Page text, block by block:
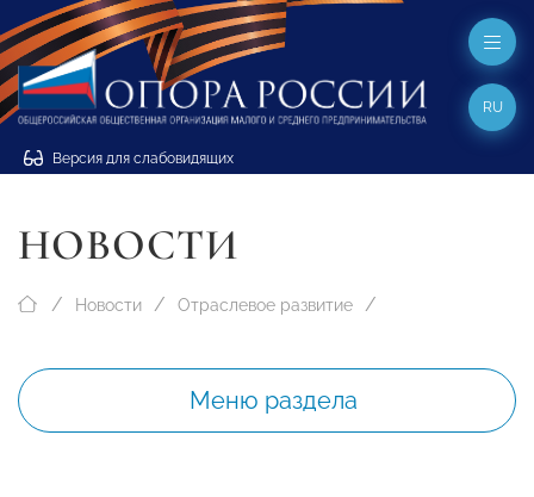
Версия для слабовидящих
RU
НОВОСТИ
Новости Отраслевое развитие
Меню раздела